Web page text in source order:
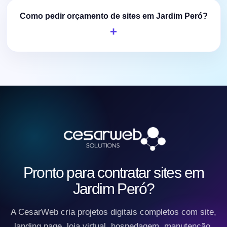
Como pedir orçamento de sites em Jardim Peró?
Pronto para contratar sites em
Jardim Peró?
A CesarWeb cria projetos digitais completos com site,